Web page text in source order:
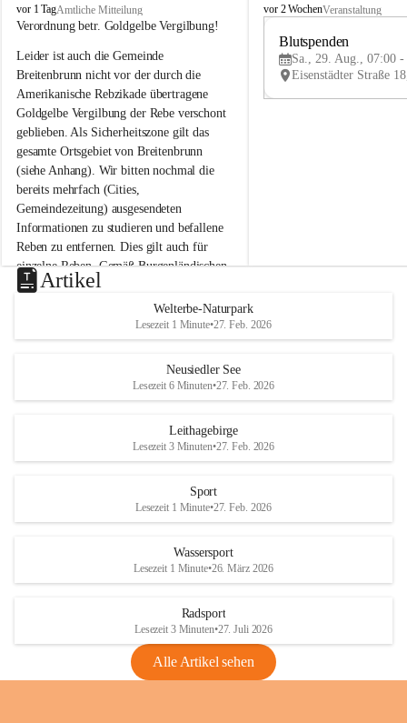
B
r
i
t
e
n
b
r
u
n
n
a
m
N
e
u
s
d
S
vor 1 TagAmtliche Mitteilung
Verordnung betr. Goldgelbe Vergilbung!
Leider ist auch die Gemeinde
Breitenbrunn nicht vor der durch die
Amerikanische Rebzikade übertragene
Goldgelbe Vergilbung der Rebe verschont
geblieben. Als Sicherheitszone gilt das
gesamte Ortsgebiet von Breitenbrunn
(siehe Anhang). Wir bitten nochmal die
bereits mehrfach (Cities,
Gemeindezeitung) ausgesendeten
Informationen zu studieren und befallene
Reben zu entfernen. Dies gilt auch für
einzelne Reben. Gemäß Burgenländischen
Weinbaugesetz sind nicht gepflegte oder
unzulässige Weingärten zu roden! Bitte
helfen wir zusammen um unsere Winzer
vor den prognostizierten Ernteausfällen
und den daraus folgenden wirtschaftlichen
Maßnahmen zur Bekämpfung
Rebe und der Amerikanischen
Anhang VBl. EU Nr. 18
1 Seite•1,4 MB
VBl. EU Nr. 18_2026
B
e
u
e
d
r
S
vor 2 WochenVeranstaltung
Blutspenden
Sa., 29. Aug., 07:00 -
Artikel
Welterbe-Naturpark
Lesezeit 1 Minute•27. Feb. 2026
Neusiedler See
Lesezeit 6 Minuten•27. Feb. 2026
Leithagebirge
Lesezeit 3 Minuten•27. Feb. 2026
Sport
Lesezeit 1 Minute•27. Feb. 2026
Wassersport
Lesezeit 1 Minute•26. März 2026
Radsport
Lesezeit 3 Minuten•27. Juli 2026
Alle Artikel sehen